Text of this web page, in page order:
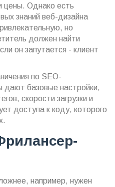
цены. Однако есть
знаний веб-дизайна
но
должен найти
он запутается - клиент
по SEO-
дают базовые настройки,
скорости загрузки и
доступа к коду, которого
например, нужен